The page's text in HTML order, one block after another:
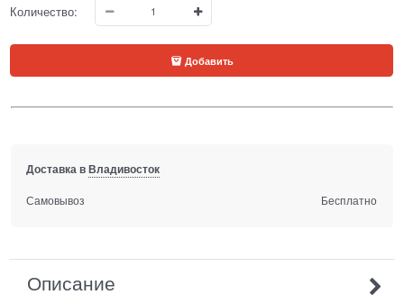
Количество:
Добавить
Доставка вВладивосток
Самовывоз Бесплатно
Описание